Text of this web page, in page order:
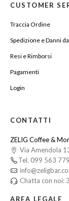
CUSTOMER
Traccia Ordine
Spedizione e Danni
Resi e Rimborsi
Pagamenti
Login
CONTATTI
ZELIG Coffee &
Via Amendola
Tel. 099 563
Chatta con noi:
AREA LEGALE